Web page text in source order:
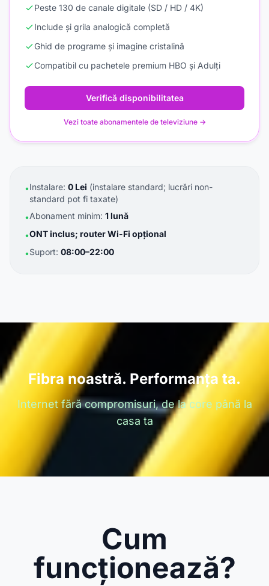
Peste 130 de canale digitale (SD / HD / 4K)
Include și grila analogică completă
Ghid de programe și imagine cristalină
Compatibil cu pachetele premium HBO și Adulți
Verifică disponibilitatea
Vezi toate abonamentele de televiziune →
•Instalare: 0 Lei (instalare standard; lucrări non-
standard pot fi taxate)
•Abonament minim: 1 lună
•ONT inclus; router Wi-Fi opțional
•Suport: 08:00–22:00
Fibra noastră. Performanța ta.
Internet fără compromisuri, de la core până la
casa ta
Cum
funcționează?